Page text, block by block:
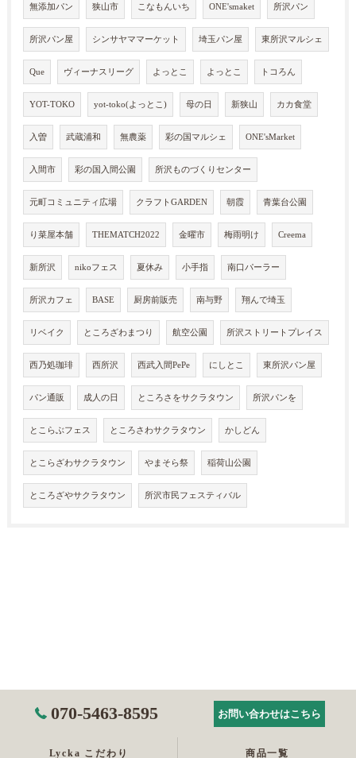
無添加パン 狭山市 こなもんいち ONE'smaket 所沢パン
所沢パン屋 シンサヤママーケット 埼玉パン屋 東所沢マルシェ
Que ヴィーナスリーグ よっとこ よっとこ トコろん
YOT-TOKO yot-toko(よっとこ) 母の日 新狭山 カカ食堂
入曽 武蔵浦和 無農薬 彩の国マルシェ ONE'sMarket
入間市 彩の国入間公園 所沢ものづくりセンター
元町コミュニティ広場 クラフトGARDEN 朝霞 青葉台公園
り菜屋本舗 THEMATCH2022 金曜市 梅雨明け Creema
新所沢 nikoフェス 夏休み 小手指 南口パーラー
所沢カフェ BASE 厨房前販売 南与野 翔んで埼玉
リベイク ところざわまつり 航空公園 所沢ストリートプレイス
西乃処珈琲 西所沢 西武入間PePe にしとこ 東所沢パン屋
パン通販 成人の日 ところさをサクラタウン 所沢パンを
とこらぶフェス ところさわサクラタウン かしどん
とこらざわサクラタウン やまそら祭 稲荷山公園
ところざやサクラタウン 所沢市民フェスティバル
070-5463-8595 お問い合わせはこちら
Lycka こだわり 商品一覧